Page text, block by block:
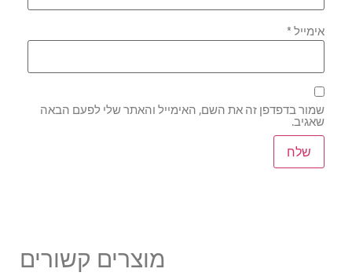
אימייל*
שמור בדפדפן זה את השם, האימייל והאתר שלי לפעם הבאה
שאגיב.
מוצרים קשורים